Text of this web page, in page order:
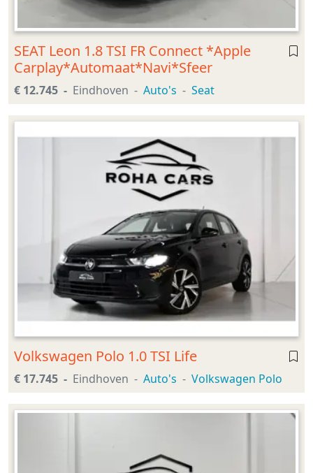
SEAT Leon 1.8 TSI FR Connect *Apple
Carplay*Automaat*Navi*Sfeer
€ 12.745 Eindhoven Auto's Seat
Volkswagen Polo 1.0 TSI Life
€ 17.745 Eindhoven Auto's Volkswagen Polo